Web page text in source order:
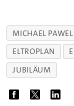
MICHAEL
ELTROPLAN
JUBILÄUM